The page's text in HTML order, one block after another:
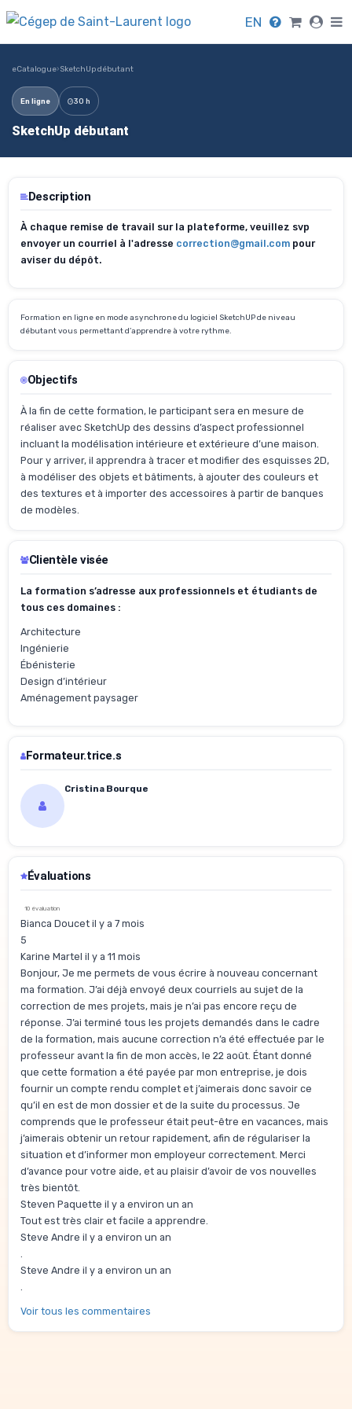
EN
eCatalogue›SketchUp débutant
En ligne 30 h
SketchUp débutant
Description
À chaque remise de travail sur la plateforme, veuillez svp
envoyer un courriel à l'adresse correction@gmail.com pour
aviser du dépôt.
Formation en ligne en mode asynchrone du logiciel SketchUP de niveau
débutant vous permettant d’apprendre à votre rythme.
Objectifs
À la fin de cette formation, le participant sera en mesure de
réaliser avec SketchUp des dessins d’aspect professionnel
incluant la modélisation intérieure et extérieure d’une maison.
Pour y arriver, il apprendra à tracer et modifier des esquisses 2D,
à modéliser des objets et bâtiments, à ajouter des couleurs et
des textures et à importer des accessoires à partir de banques
de modèles.
Clientèle visée
La formation s’adresse aux professionnels et étudiants de
tous ces domaines :
Architecture
Ingénierie
Ébénisterie
Design d’intérieur
Aménagement paysager
Formateur.trice.s
Cristina Bourque
Évaluations
10 évaluation
Bianca Doucet il y a 7 mois
5
Karine Martel il y a 11 mois
Bonjour, Je me permets de vous écrire à nouveau concernant
ma formation. J’ai déjà envoyé deux courriels au sujet de la
correction de mes projets, mais je n’ai pas encore reçu de
réponse. J’ai terminé tous les projets demandés dans le cadre
de la formation, mais aucune correction n’a été effectuée par le
professeur avant la fin de mon accès, le 22 août. Étant donné
que cette formation a été payée par mon entreprise, je dois
fournir un compte rendu complet et j’aimerais donc savoir ce
qu’il en est de mon dossier et de la suite du processus. Je
comprends que le professeur était peut-être en vacances, mais
j’aimerais obtenir un retour rapidement, afin de régulariser la
situation et d’informer mon employeur correctement. Merci
d’avance pour votre aide, et au plaisir d’avoir de vos nouvelles
très bientôt.
Steven Paquette il y a environ un an
Tout est très clair et facile a apprendre.
Steve Andre il y a environ un an
Steve Andre il y a environ un an
Voir tous les commentaires